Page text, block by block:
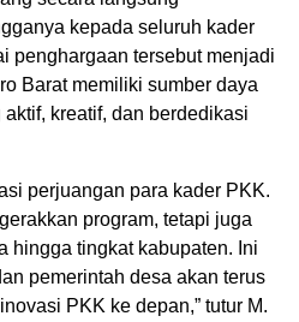
kepada seluruh kader
penghargaan tersebut menjadi
Barat memiliki sumber daya
kreatif, dan berdedikasi
perjuangan para kader PKK.
program, tetapi juga
hingga tingkat kabupaten. Ini
pemerintah desa akan terus
PKK ke depan,” tutur M.